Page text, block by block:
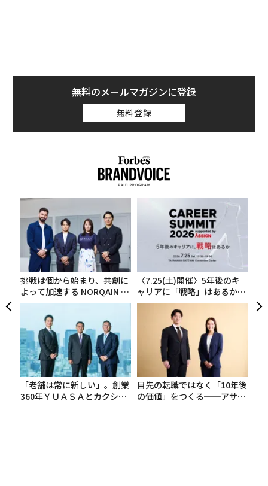
編集＝木内涼子
無料のメールマガジンに登録
無料登録
挑戦は個から始まり、共創に
よって加速する NORQAIN JA
PAN 特別座談会
〈7.25(土)開催〉5年後のキ
ャリアに「戦略」はあるか。
トップエグゼクティブのキャ
リアに触れる1日│CAREER S
UMMIT 2026
「老舗は常に新しい」。創業
360年ＹＵＡＳＡとカクシン
目先の転職ではなく「10年後
の価値」をつくる──アサイ